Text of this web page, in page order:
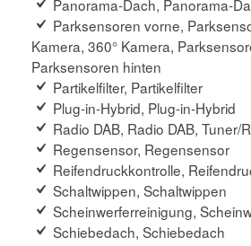
Panorama-Dach, Panorama-
Parksensoren vorne,
Kamera, 360° Kamera,
Parksensoren hinten
Partikelfilter, Partikelfilter
Plug-in-Hybrid, Plug-in-Hybrid
Radio DAB, Radio DAB, Tuner/
Regensensor, Regensensor
Reifendruckkontrolle,
Schaltwippen, Schaltwippen
Scheinwerferreinigung,
Schiebedach, Schiebedach